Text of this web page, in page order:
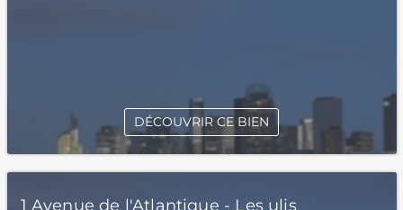
DÉCOUVRIR CE BIEN
1 Avenue de l'Atlantique - Les ulis